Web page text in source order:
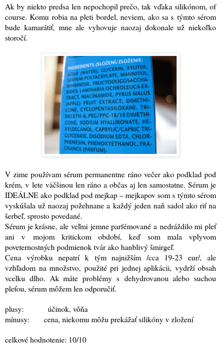
Ak by niekto predsa len nepochopil prečo, tak vďaka silikónom, of
course. Komu robia na pleti bordel, neviem, ako sa s týmto sérom
bude kamarátiť, mne ale vyhovuje naozaj dokonale už niekoľko
storočí.
V zime používam sérum permanentne ráno večer ako podklad pod
krém, v lete väčšinou len ráno a občas aj len samostatne. Sérum je
IDEÁLNE ako podklad pod mejkap – mejkapov som s týmto sérom
vyskúšala už naozaj požehnane a každý jeden naň sadol ako riť na
šerbeľ, sprosto povedané.
Sérum je krásne, ale veľmi jemne parfémované a nedráždilo mi pleť
ani v mojom kritickom období, keď som mala vplyvom
poveternostných podmienok tvár ako hanblivý šmirgeľ.
Cena výrobku nepatrí k tým najnižším /cca 19-23 eur/, ale
vzhľadom na množstvo, použité pri jednej aplikácii, vydrží obsah
vcelku dlho. Ak máte problémy s dehydrovanou alebo suchou
pleťou, sérum môžem len odporučiť.
plusy:
účinok, vôňa
mínusy:
cena, niekomu môžu prekážať silikóny v zložení
celkové hodnotenie: 10/10